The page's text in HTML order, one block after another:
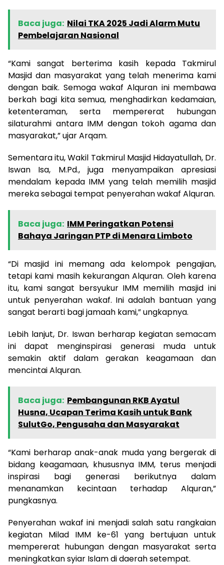
Baca juga: Nilai TKA 2025 Jadi Alarm Mutu
Pembelajaran Nasional
“Kami sangat berterima kasih kepada Takmirul
Masjid dan masyarakat yang telah menerima kami
dengan baik. Semoga wakaf Alquran ini membawa
berkah bagi kita semua, menghadirkan kedamaian,
ketenteraman, serta mempererat hubungan
silaturahmi antara IMM dengan tokoh agama dan
masyarakat,” ujar Arqam.
Sementara itu, Wakil Takmirul Masjid Hidayatullah, Dr.
Iswan Isa, M.Pd., juga menyampaikan apresiasi
mendalam kepada IMM yang telah memilih masjid
mereka sebagai tempat penyerahan wakaf Alquran.
Baca juga: IMM Peringatkan Potensi
Bahaya Jaringan PTP di Menara Limboto
“Di masjid ini memang ada kelompok pengajian,
tetapi kami masih kekurangan Alquran. Oleh karena
itu, kami sangat bersyukur IMM memilih masjid ini
untuk penyerahan wakaf. Ini adalah bantuan yang
sangat berarti bagi jamaah kami,” ungkapnya.
Lebih lanjut, Dr. Iswan berharap kegiatan semacam
ini dapat menginspirasi generasi muda untuk
semakin aktif dalam gerakan keagamaan dan
mencintai Alquran.
Baca juga: Pembangunan RKB Ayatul
Husna, Ucapan Terima Kasih untuk Bank
SulutGo, Pengusaha dan Masyarakat
“Kami berharap anak-anak muda yang bergerak di
bidang keagamaan, khususnya IMM, terus menjadi
inspirasi bagi generasi berikutnya dalam
menanamkan kecintaan terhadap Alquran,”
pungkasnya.
Penyerahan wakaf ini menjadi salah satu rangkaian
kegiatan Milad IMM ke-61 yang bertujuan untuk
mempererat hubungan dengan masyarakat serta
meningkatkan syiar Islam di daerah setempat.